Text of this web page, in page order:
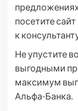
посетите
к
Не упустите
выгодными
максимум
Альфа-Банка.